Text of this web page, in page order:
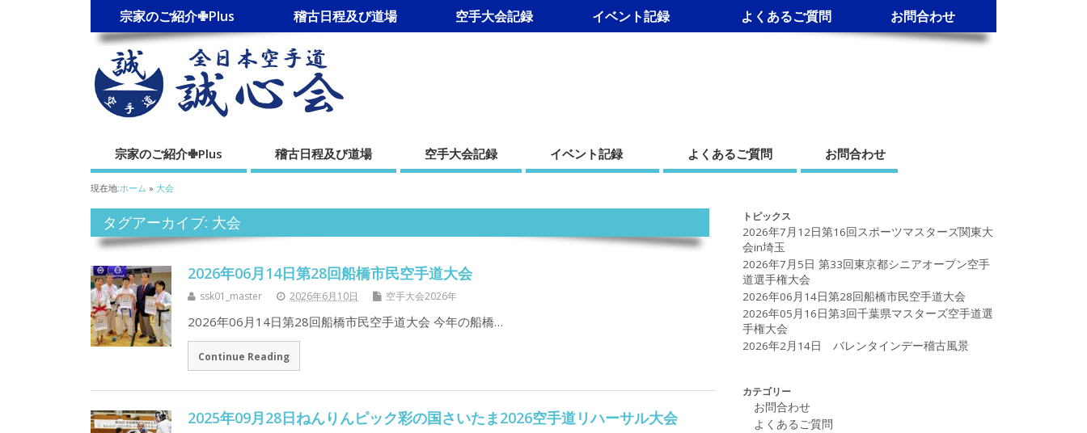
宗家のご紹介✙Plus 稽古日程及び道場 空手大会記録 イベント記録 よくあるご質問 お問合わせ
宗家のご紹介✙Plus 稽古日程及び道場 空手大会記録 イベント記録 よくあるご質問 お問合わせ
現在地:ホーム » 大会
タグアーカイブ: 大会
2026年06月14日第28回船橋市民空手道大会
ssk01_master 2026年6月10日 空手大会2026年
2026年06月14日第28回船橋市民空手道大会 今年の船橋…
Continue Reading
2025年09月28日ねんりんピック彩の国さいたま2026空手道リハーサル大会
トピックス
2026年7月12日第16回スポーツマスターズ関東大
会in埼玉
2026年7月5日 第33回東京都シニアオープン空手
道選手権大会
2026年06月14日第28回船橋市民空手道大会
2026年05月16日第3回千葉県マスターズ空手道選
手権大会
2026年2月14日 バレンタインデー稽古風景
カテゴリー
お問合わせ
よくあるご質問